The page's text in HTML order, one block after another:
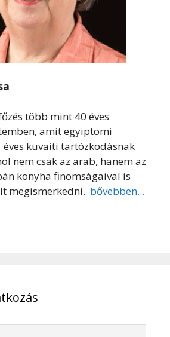
több mint 40 éves
amit egyiptomi
éves kuvaiti tartózkodásnak
nem csak az arab, hanem az
konyha finomságaival is
megismerkedni. bővebben...